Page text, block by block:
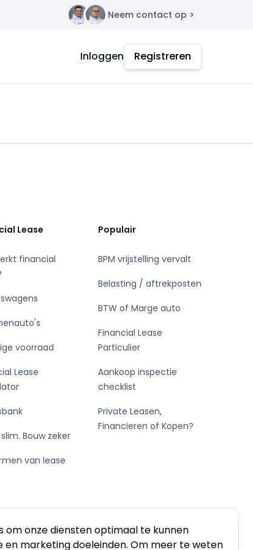
om onze diensten optimaal te kunnen
en marketing doeleinden. Om meer te weten
Contact Neem contact op >
Inloggen Registreren
Lease
financial
voorraad
Lease
Bouw zeker
van lease
Populair
BPM vrijstelling vervalt
Belasting / aftrekposten
BTW of Marge auto
Financial Lease
Particulier
Aankoop inspectie
checklist
Private Leasen,
Financieren of Kopen?